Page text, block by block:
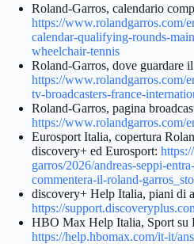
Roland-Garros, calendario
https://www.rolandgarros.com/
calendar-qualifying-rounds-
wheelchair-tennis
Roland-Garros, dove guardare
https://www.rolandgarros.com/
tv-broadcasters-france-
Roland-Garros, pagina
https://www.rolandgarros.com/
Eurosport Italia, copertura
discovery+ ed Eurosport:
garros/2026/andreas-seppi-
commentera-il-roland-
discovery+ Help Italia, piani di
https://
HBO Max Help Italia, Sport su
https://help.hbomax.com/it-it/